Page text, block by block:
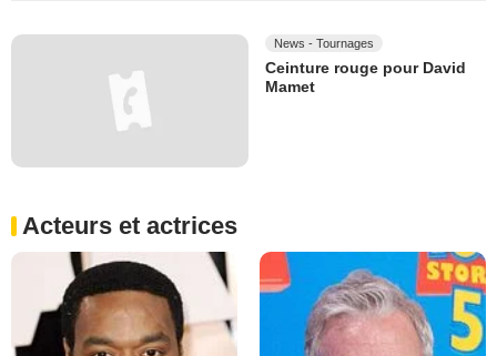
News - Tournages
Ceinture rouge pour David
Mamet
Acteurs et actrices